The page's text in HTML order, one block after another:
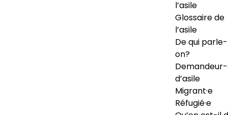
l’asile
Glossaire de
l’asile
De qui
on?
d’asile
Migrant·e
Réfugié·e